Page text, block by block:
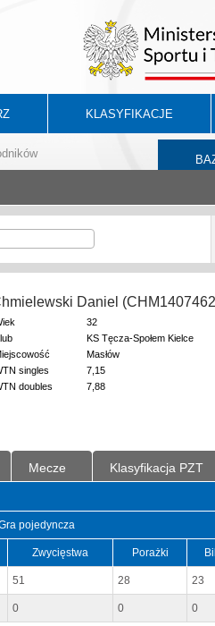
KLASYFIKACJE
Daniel
32
KS Tęcza-Społem Kielce
Masłów
singles
7,15
doubles
7,88
Mecze Klasyfikacja PZT
pojedyncza
Zwycięstwa Porażki
51 28 23
0 0 0